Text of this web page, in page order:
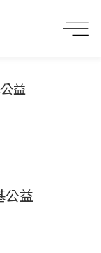
益
公益